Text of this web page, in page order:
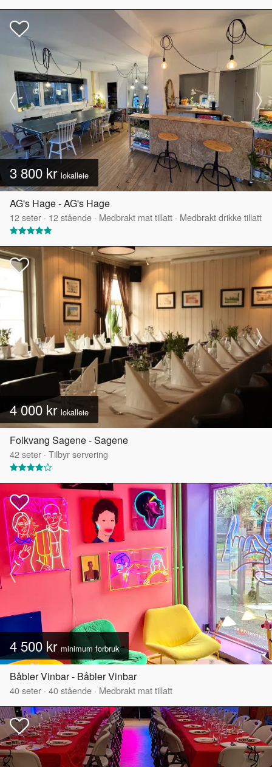
3 800 kr lokalleie
AG's Hage - AG's Hage
12seter · 12stående · Medbrakt mat tillatt · Medbrakt drikke tillatt
4 000 kr lokalleie
Folkvang Sagene - Sagene
42seter · Tilbyr servering
4 500 kr minimum forbruk
Båbler Vinbar - Båbler Vinbar
40seter · 40stående · Medbrakt mat tillatt